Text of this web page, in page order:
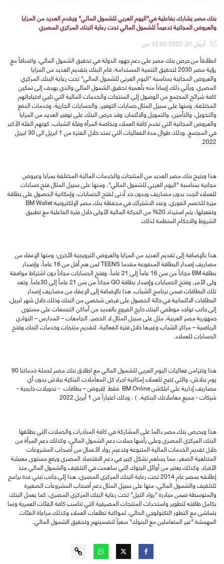
بنك مصر يشارك بفاعلية في"اليوم العربي للشمول المالي" ويقدم العديد من المزايا
والعروض المجانية تدعيماً للشمول المالي تحت رعاية البنك المركزي المصري
أبريل 01, 2022 12:00 ص
انطلاقاً من حرص بنك مصر على دعم جهود الدولة في تحقيق الشمول المالي، واتساقاً مع
رؤية مصر 2030 لتحقيق التنمية المستدامة، قام البنك بتقديم العديد من المزايا
والعروض المجانيةبمناسبة"اليومالعربي للشمول المالي" تحترعاية البنك المركزي
المصري. ويأتي ذلكإيماناً منه بأهمية تحقيق الشمول المالي والذي يهدف إلى تمكين
كافة شرائح المجتمع من الوصول إلى المنتجات والخدمات المالية التي تلبي احتياجاتهم
المختلفة،ومنها على سبيل المثال حساباتالتوفير، والحساباتالجارية، وخدمات الدفع
والتحويل، والتأمين، والتمويل والائتمان. وقد حرص البنك على توفير العديد من المزايا
والعروض المجانية التي تخدم كافة العملاء وبخاصة المرأةوفئة الشباب،كونهم الفئة الأكبر
في المجتمع، وذلك طوال مدةالفعالياتالتي تمتد خلالالفترة من 1 ابريل الى 30 ابريل
2022.
هذاويتيح بنك مصر العديد من المنتجات والخدمات المالية المختلفة بمزايا وعروض
مجانية بمناسبة "اليومالعربي للشمول المالي"، ومنها على سبيل المثال فتح حسابات
للعملاء الجدد بدون مصاريف وبدون حد أدنى لفتح الحسابات، وإمكانية الحصول على بطاقة
ميزة للخصم الفوري، وعند الاشتراك في محفظة بنك مصر الإلكترونيةBM Wallet
وتفعيلها، يتم استرداد 20% من الحركة المالية الأول ىخلال فترة الفاعليةمع تطبيق
الشروطوالاحكام المنظمةلذلك.
هذابالإضافة إلىتقديم العديدمن المزايا والعروض الترويجيةالأخرى؛ ومنها العفاء من
مصاريف إصدار البطاقة المدفوعة مقدماTEENSلمن هم أقل من 16 عاماً، وإصدار
بطاقةBMمجاناًمن سن 16 عاماً إلى 21 عاماً، وفتح الحسابات مجاناً دون اشتراط موافقة
ولى الأمر، وفتح الحسابات وإصدار بطاقةGOمجاناًمن سن 21 عاماً إلى 30عاماً . وتعد
تلك البطاقات ضمن برنامجالشباب.هذا بالإضافةإلى العفاء من مصاريفإصدار
البطاقات الائتمانيةفي حالة الحصول على قرض شخصي من البنك وذلكخلال شهر ابريل،
إلى جانب تواجد موظفي البنك خارج الفروع بالعديد من أماكن التجمعات على مستوى
جمهورية مصر العربية، مثلعلى سبيل المثال لا الحصر، الجامعات – المدارس – النوادي
الرياضية –مراكز الشبابوغيرهاخلال فترة الفعالية، لتقديم منتجات وخدمات البنك وفتح
الحسابات للعملاء.
هذا وتتزامن فعاليات اليوم العربي للشمول المالي مع اطلاق بنك مصر لحملة خدماتنا 90
يومببلاش، والتي تتيح للعملاء إمكانية اجراء كل المعاملات البنكية ببلاش بدون أي
مصاريف إدارية علي ابلكشنBM Online فقط (قروض–بطاقات - تحويلات خارجية -
شيكات - جميع معاملاتك البنكية.. )، وذلكاعتباراً من 1 أبريل 2022
هذاويحرص بنكمصر دائما على المشاركة في كافة المبادرات والحملات التي يطلقها
البنك المركزي المصري وعلى رأسها حملات دعم الشمول المالي، وكذلك دعم المرأة من
خلال تقديم الخدمات المالية المتنوعة وتدعيم رواد الأعمال من أصحاب المشروعات
المتناهية الصغر، مما يساهم بشكل كبير في دعم الاقتصاد المصري ورفع مستوى معيشة
الأفراد. وكذلك يعتبر من أوائل البنوك التي ساهمت في التثقيف والشمول المالي منذ
إطلاقه بمصر عام 2014 تحت رعاية البنك المركزي المصري،هذا إلى جانب تبني عدة برامج
للتثقيف والشمول المالي، منها على سبيل المثال دعم أصحاب المشروعاتالصغيرة
والمتوسطة ضمن مبادرة "رواد النيل"تحت رعاية البنك المركزي المصري، كما يعملالبنك
بكامل طاقته لتطوير واستحداث المنتجات المصرفية التي تناسب كافة الفئات العمرية وبما
يتماشى مع التطور التكنولوجي الحالي، لمواكبة تطلعات العملاء وكذلك مراعاة الفئات
المهمشة "غير المتعاملين مع البنوك" سعياً لتضمينهم وتحقيق الشمول المالي .